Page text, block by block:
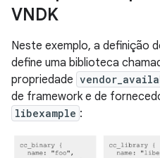
VNDK
Neste exemplo, a definição
define uma biblioteca
propriedade
de framework e de
libexample :